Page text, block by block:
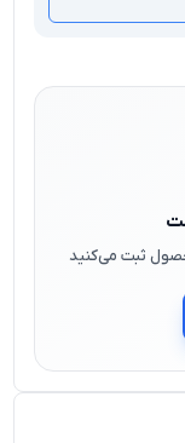
ثبت می‌کنید